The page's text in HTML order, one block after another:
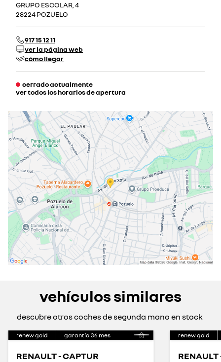
GRUPO ESCOLAR, 4
28224 POZUELO
917 15 12 11
ver la página web
cómo llegar
cerrado actualmente
ver todos los horarios de apertura
martes
09:00 - 14:00
16:30 - 20:00
miércoles
09:00 - 14:00 16:30 - 20:00
jueves
09:00 - 14:0016:30 - 20:00
viernes
09:00 - 14:00
16:30 - 20:00
sábado
10:00 - 14:00cerrado actualmente
domingo
cerrado actualmente
vehículos similares
descubre otros coches de segunda mano en stock
renew gold garantía 36 mes
RENAULT - CAPTUR
renew gold
RENAULT